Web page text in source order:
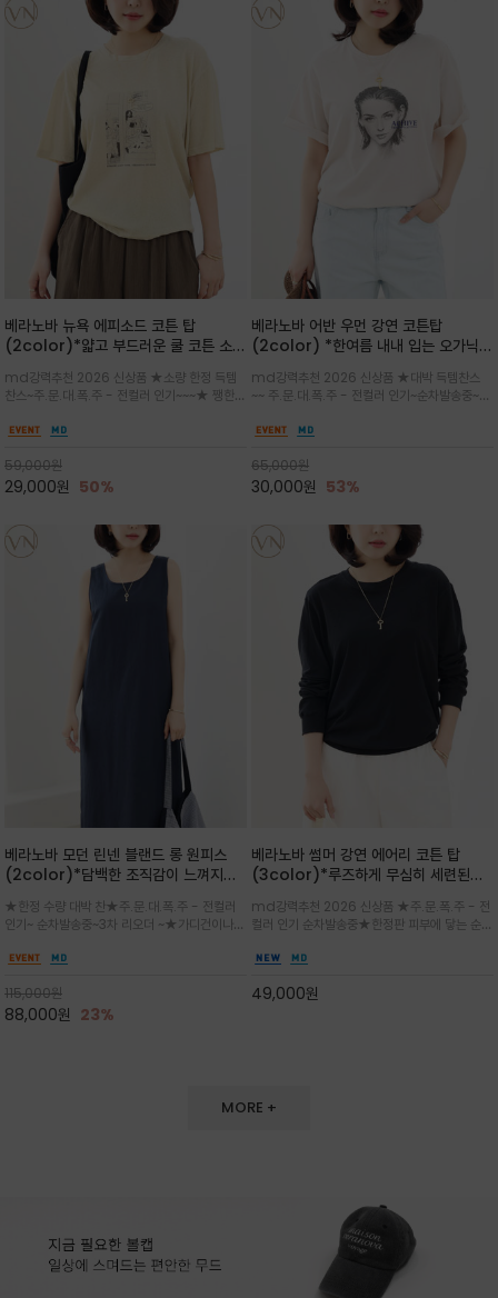
베라노바 뉴욕 에피소드 코튼 탑
(2color)*얇고 부드러운 쿨 코튼 소재
고 자연스러운 멋이 있는 핏으로 여름내
내 편하고 감각적으로 입으세요
md강력추천 2026 신상품 ★소량 한정 득템
찬스~주.문.대.폭.주 - 전컬러 인기~~~★ 쨍한듯
내추럴한 컬러감이 매력적인 티셔츠/여유로운
59,000원
29,000원 50%
베라노바 어반 우먼 강연 코튼탑
(2color) *한여름 내내 입는 오가닉
워크 (Line Work) & 스케치/감각적
인 아트워크 프린트가 시선을 끄는 루즈
핏 강연티셔츠
md강력추천 2026 신상품 ★대박 득템찬스
~~ 주.문.대.폭.주 - 전컬러 인기~순차발송중~★
한 착용감을 선사하며, 자연스럽게 떨어지는 실루
으로도 포인트가 되며, 데일리 활
65,000원
30,000원 53%
베라노바 모던 린넨 블랜드 롱 원피스
(2color)*담백한 조직감이 느껴지는
롱 원피스
★한정 수량 대박 찬★주.문.대.폭.주 - 전컬러
인기~ 순차발송중~3차 리오더 ~★가디건이나
도 손색이 없고,리조트룩까지 만능/답답하지 않
버하면서도 여리여리한 무
115,000원
88,000원 23%
베라노바 썸머 강연 에어리 코튼 탑
(3color)*루즈하게 무심히 세련된핏/
품은 시원함: 우수한 통기성
md강력추천 2026 신상품 ★주.문.폭.주 - 전
컬러 인기 순차발송중★한정판 피부에 닿는 순간
한 터치감~★여름에 오히려 이런티을 입으셔야
을 즐기실수 있습니다^^
49,000원
MORE +